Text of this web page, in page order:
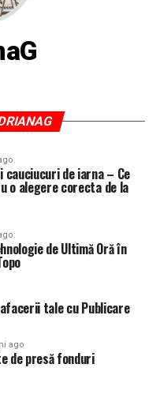
cauciucuri de iarna – Ce
o alegere corecta de la
de Ultimă Oră în
tale cu Publicare
ago
de presă fonduri